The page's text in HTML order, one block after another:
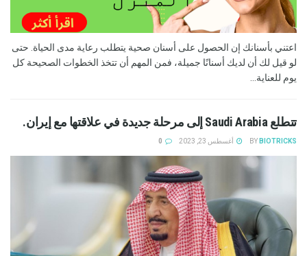
اعتني بأسنانك إن الحصول على أسنان صحية يتطلب رعاية مدى الحياة. حتى
لو قيل لك أن لديك أسنانًا جميلة، فمن المهم أن تتخذ الخطوات الصحيحة كل
يوم للعناية...
تتطلع Saudi Arabia إلى مرحلة جديدة في علاقتها مع إيران.
BY BIOTRICKS أغسطس 23, 2023